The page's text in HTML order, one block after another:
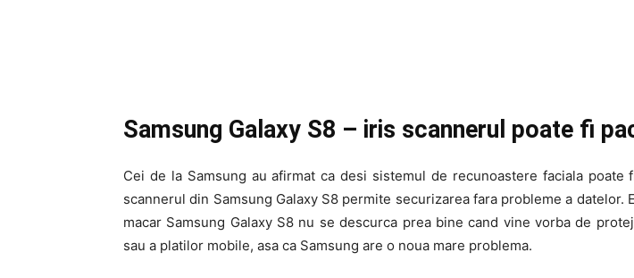
Samsung Galaxy S8 – iris scannerul poate fi
Cei de la Samsung au afirmat ca desi sistemul de recunoastere faciala poate
scannerul din Samsung Galaxy S8 permite securizarea fara probleme a datelor.
macar Samsung Galaxy S8 nu se descurca prea bine cand vine vorba de
sau a platilor mobile, asa ca Samsung are o noua mare problema.